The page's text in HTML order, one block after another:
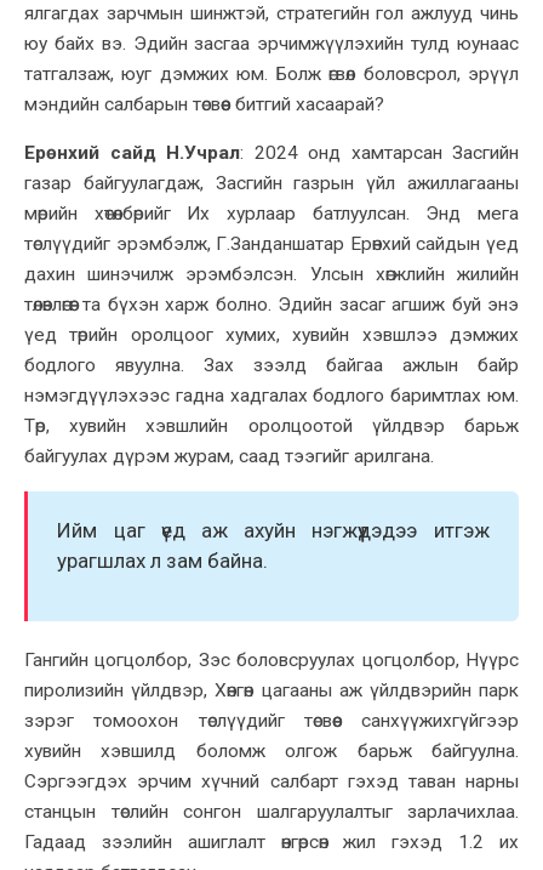
ялгагдах зарчмын шинжтэй, стратегийн гол ажлууд чинь
юу байх вэ. Эдийн засгаа эрчимжүүлэхийн тулд юунаас
татгалзаж, юуг дэмжих юм. Болж өгвөл боловсрол, эрүүл
мэндийн салбарын төсвөөс битгий хасаарай?
Ерөнхий сайд Н.Учрал: 2024 онд хамтарсан Засгийн
газар байгуулагдаж, Засгийн газрын үйл ажиллагааны
мөрийн хөтөлбөрийг Их хурлаар батлуулсан. Энд мега
төслүүдийг эрэмбэлж, Г.Занданшатар Ерөнхий сайдын үед
дахин шинэчилж эрэмбэлсэн. Улсын хөгжлийн жилийн
төлөвлөгөөг та бүхэн харж болно. Эдийн засаг агшиж буй энэ
үед төрийн оролцоог хумих, хувийн хэвшлээ дэмжих
бодлого явуулна. Зах зээлд байгаа ажлын байр
нэмэгдүүлэхээс гадна хадгалах бодлого баримтлах юм.
Төр, хувийн хэвшлийн оролцоотой үйлдвэр барьж
байгуулах дүрэм журам, саад тээгийг арилгана.
Ийм цаг үед аж ахуйн нэгжүүдэдээ итгэж
урагшлах л зам байна.
Гангийн цогцолбор, Зэс боловсруулах цогцолбор, Нүүрс
пиролизийн үйлдвэр, Хөнгөн цагааны аж үйлдвэрийн парк
зэрэг томоохон төслүүдийг төсвөөс санхүүжихгүйгээр
хувийн хэвшилд боломж олгож барьж байгуулна.
Сэргээгдэх эрчим хүчний салбарт гэхэд таван нарны
станцын төслийн сонгон шалгаруулалтыг зарлачихлаа.
Гадаад зээлийн ашиглалт өнгөрсөн жил гэхэд 1.2 их